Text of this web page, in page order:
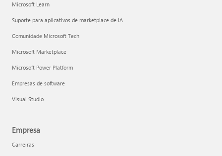
Microsoft Learn
Suporte para aplicativos de marketplace de IA
Comunidade Microsoft Tech
Microsoft Marketplace
Microsoft Power Platform
Empresas de software
Visual Studio
Empresa
Carreiras